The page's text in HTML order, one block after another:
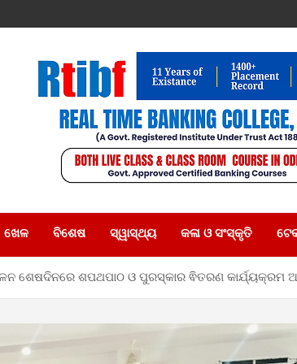
ଖେଳ ବିଶେଷ ସ୍ୱାସ୍ଥ୍ୟ କଳା ଓ ସଂସ୍କୃତି
ଶେଷଦିନରେ ଶପଥପାଠ ଓ ପୁରସ୍କାର ଵିତରଣ କାର୍ଯ୍ୟକ୍ରମ